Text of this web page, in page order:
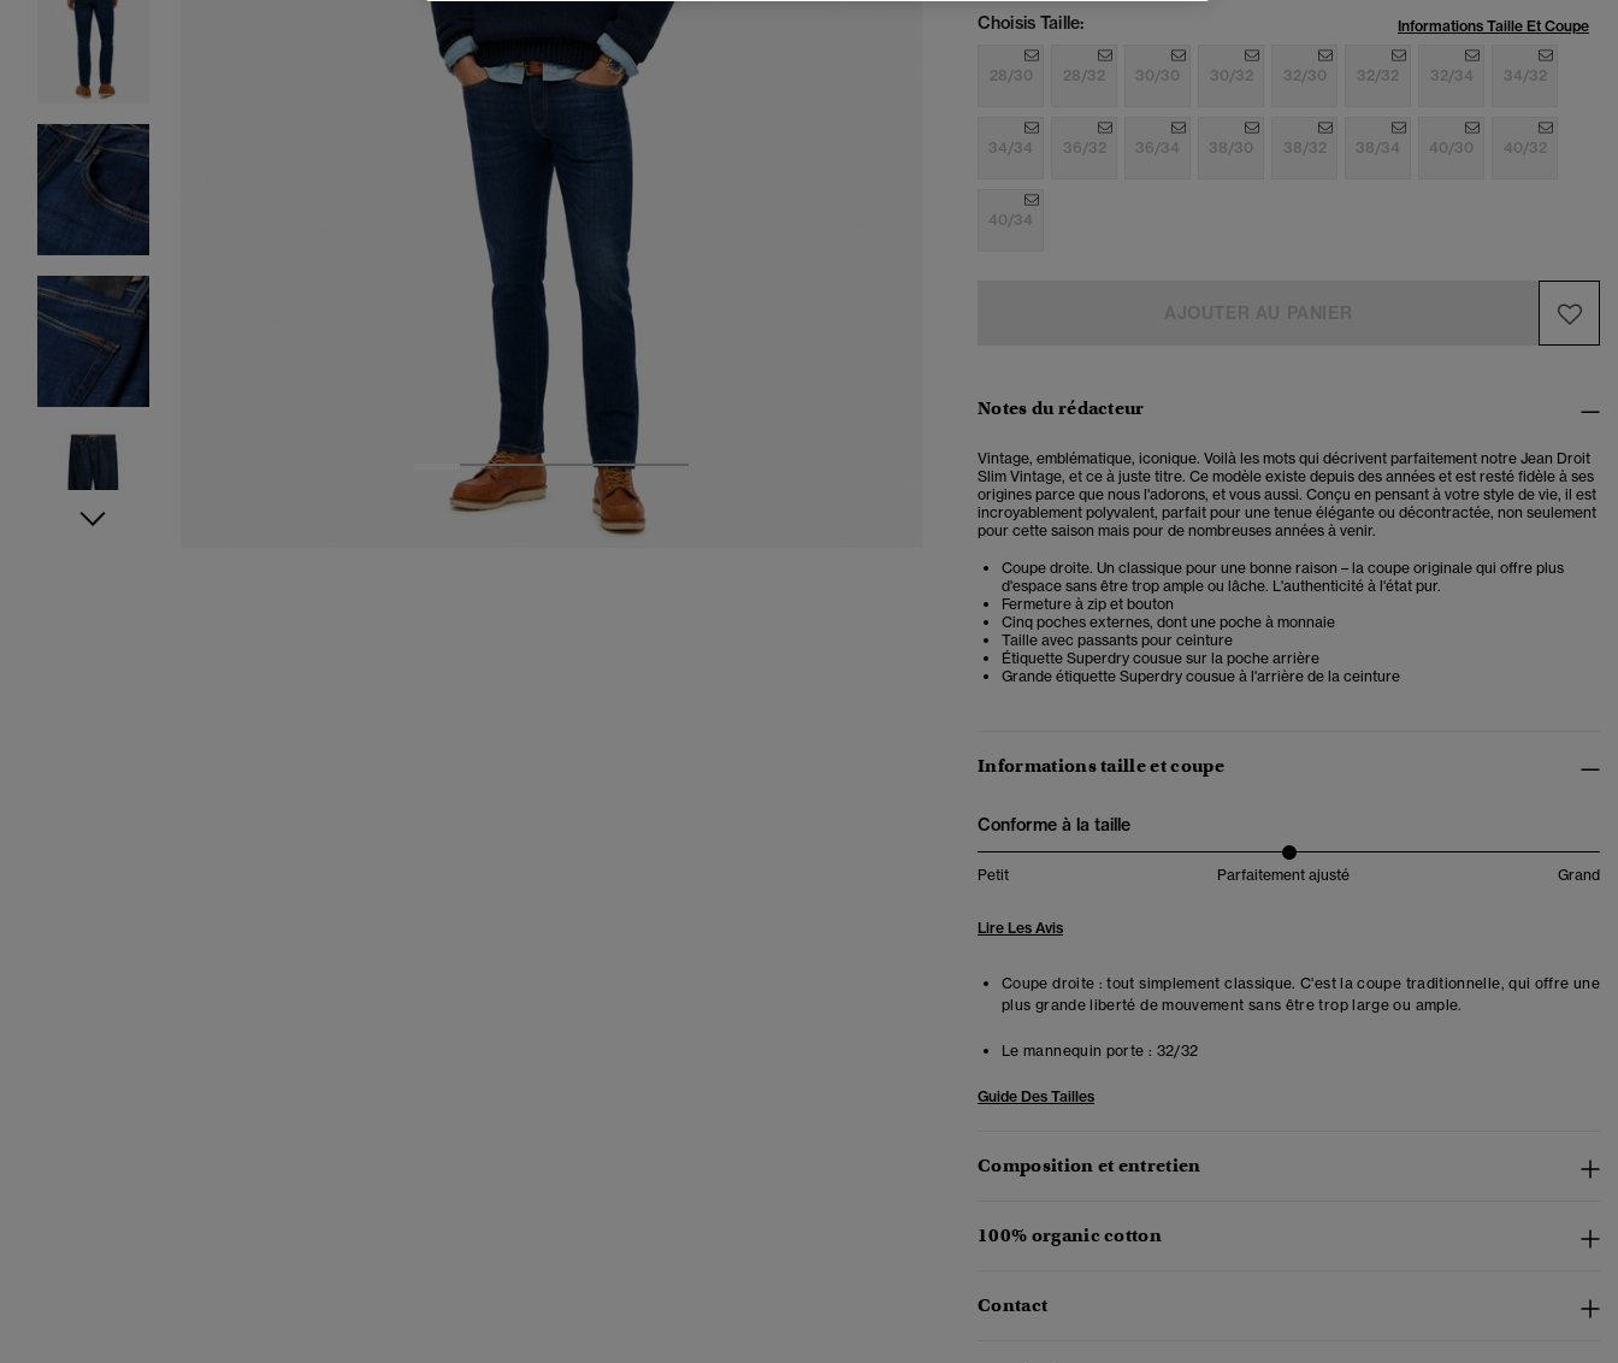
2 5
Choisis Taille: Informations Taille Et Coupe
28/30 28/32 30/30 30/32 32/30 32/32 32/34 34/32
34/34 36/32 36/34 38/30 38/32 38/34 40/30 40/32
40/34
Notes du rédacteur
Vintage, emblématique, iconique. Voilà les mots qui décrivent parfaitement notre Jean Droit
Slim Vintage, et ce à juste titre. Ce modèle existe depuis des années et est resté fidèle à ses
origines parce que nous l'adorons, et vous aussi. Conçu en pensant à votre style de vie, il est
incroyablement polyvalent, parfait pour une tenue élégante ou décontractée, non seulement
pour cette saison mais pour de nombreuses années à venir.
Coupe droite. Un classique pour une bonne raison – la coupe originale qui offre plus
d'espace sans être trop ample ou lâche. L'authenticité à l'état pur.
Fermeture à zip et bouton
Cinq poches externes, dont une poche à monnaie
Taille avec passants pour ceinture
Étiquette Superdry cousue sur la poche arrière
Grande étiquette Superdry cousue à l'arrière de la ceinture
Informations taille et coupe
Conforme à la taille
Petit Parfaitement ajusté Grand
Lire Les Avis
Coupe droite : tout simplement classique. C'est la coupe traditionnelle, qui offre une
plus grande liberté de mouvement sans être trop large ou ample.
Le mannequin porte : 32/32
Guide Des Tailles
Composition et entretien
100% organic cotton
Contact